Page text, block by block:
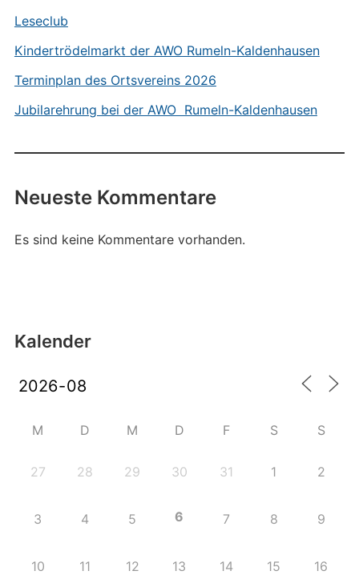
Leseclub
Kindertrödelmarkt der AWO Rumeln-Kaldenhausen
Terminplan des Ortsvereins 2026
Jubilarehrung bei der AWO Rumeln-Kaldenhausen
Neueste Kommentare
Es sind keine Kommentare vorhanden.
Kalender
M D M D F S S
27 28 29 30 31 1 2
3 4 5 6 7 8 9
10 11 12 13 14 15 16